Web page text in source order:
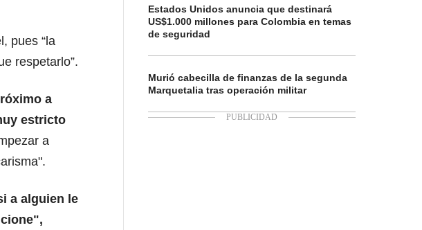
pues “la
respetarlo”.
a
estricto
a
a alguien le
Estados Unidos anuncia que destinará
US$1.000 millones para Colombia en temas
de seguridad
Murió cabecilla de finanzas de la segunda
Marquetalia tras operación militar